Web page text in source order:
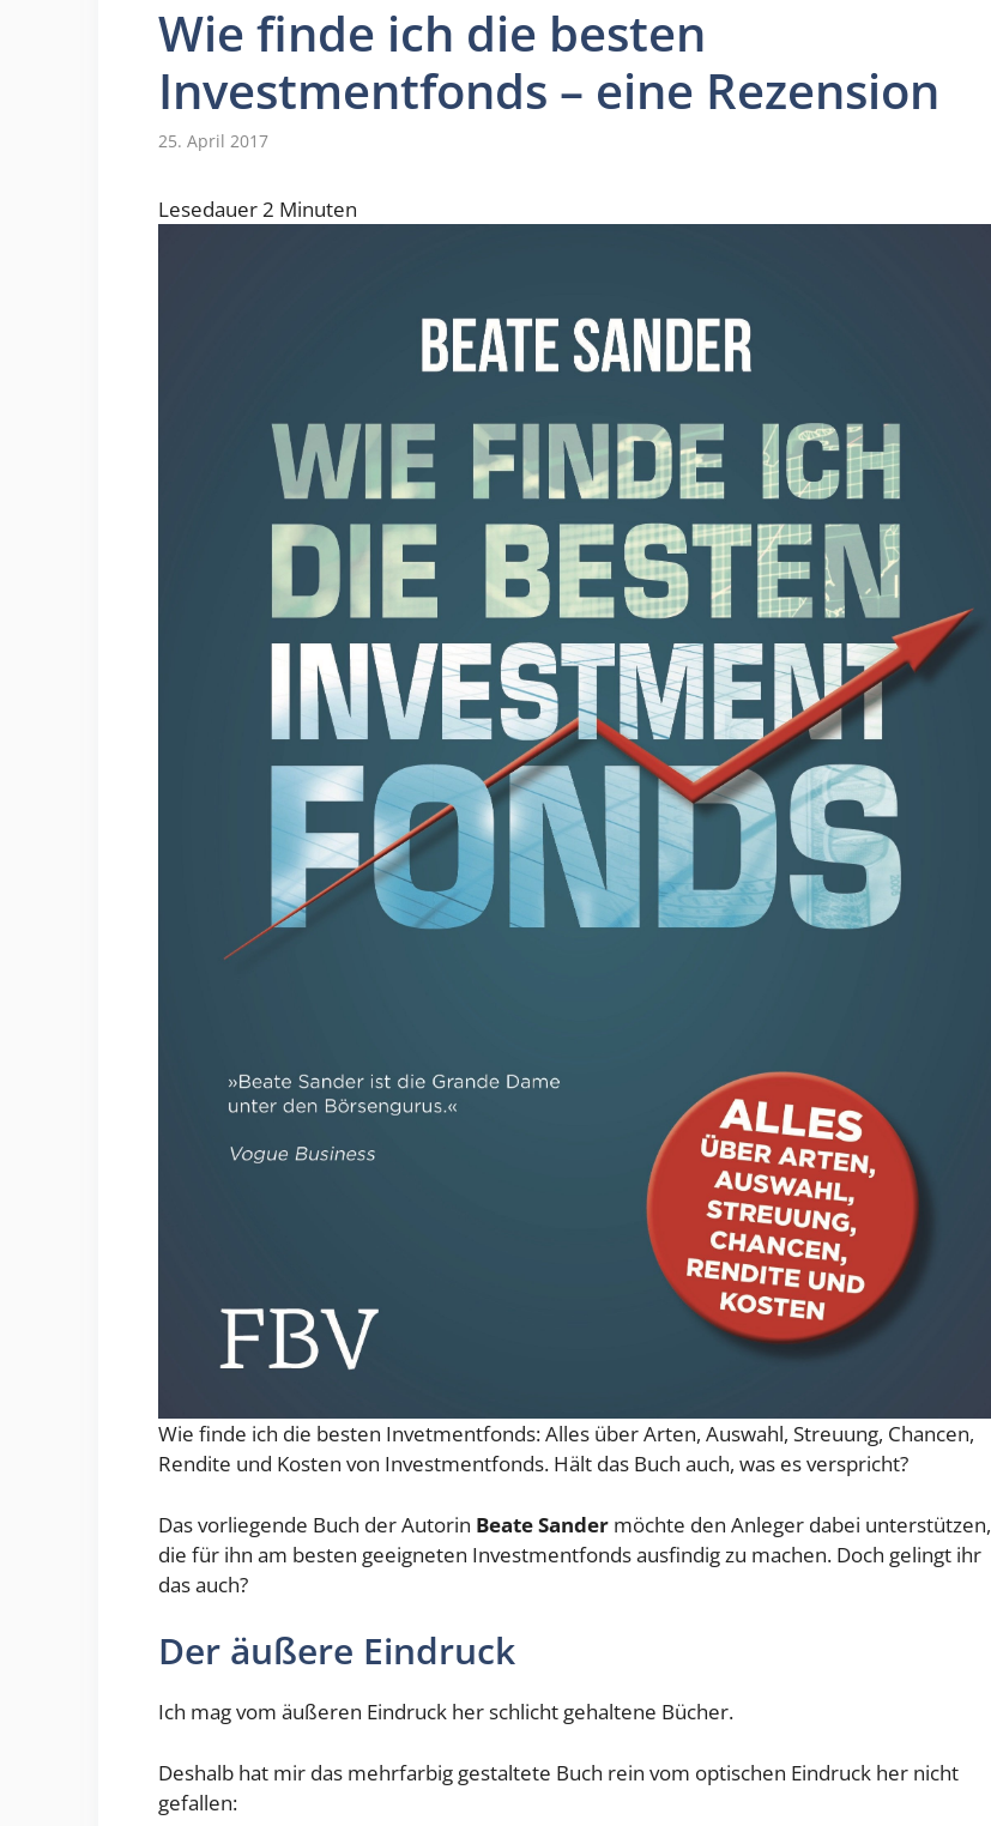
Wie finde ich die besten
Investmentfonds – eine Rezension
25. April 2017
Lesedauer2 Minuten
Wie finde ich die besten Invetmentfonds: Alles über Arten, Auswahl, Streuung, Chancen,
Rendite und Kosten von Investmentfonds. Hält das Buch auch, was es verspricht?
Das vorliegende Buch der Autorin Beate Sander möchte den Anleger dabei unterstützen,
die für ihn am besten geeigneten Investmentfonds ausfindig zu machen. Doch gelingt ihr
das auch?
Der äußere Eindruck
Ich mag vom äußeren Eindruck her schlicht gehaltene Bücher.
Deshalb hat mir das mehrfarbig gestaltete Buch rein vom optischen Eindruck her nicht
gefallen: